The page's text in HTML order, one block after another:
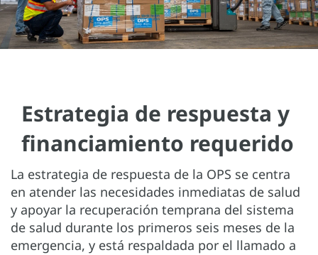
Estrategia de respuesta y
financiamiento requerido
La estrategia de respuesta de la OPS se centra
en atender las necesidades inmediatas de salud
y apoyar la recuperación temprana del sistema
de salud durante los primeros seis meses de la
emergencia, y está respaldada por el llamado a